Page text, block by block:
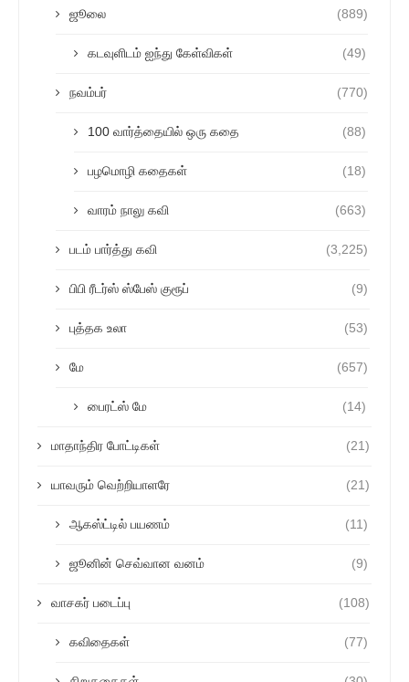
ஜூலை (889)
கடவுளிடம் ஐந்து கேள்விகள் (49)
நவம்பர் (770)
100 வார்த்தையில் ஒரு கதை (88)
பழமொழி கதைகள் (18)
வாரம் நாலு கவி (663)
படம் பார்த்து கவி (3,225)
பிபி ரீடர்ஸ் ஸ்பேஸ் குரூப் (9)
புத்தக உலா (53)
மே (657)
பைரட்ஸ் மே (14)
மாதாந்திர போட்டிகள் (21)
யாவரும் வெற்றியாளரே (21)
ஆகஸ்ட்டில் பயணம் (11)
ஜூனின் செவ்வான வனம் (9)
வாசகர் படைப்பு (108)
கவிதைகள் (77)